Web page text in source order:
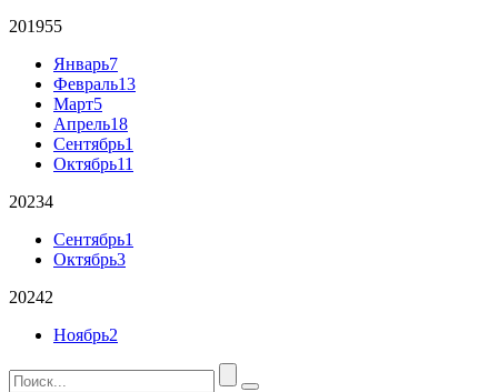
201955
Январь7
Февраль13
Март5
Апрель18
Сентябрь1
Октябрь11
20234
Сентябрь1
Октябрь3
20242
Ноябрь2